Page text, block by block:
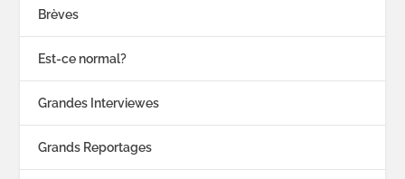
Brèves
Est-ce normal?
Grandes Interviewes
Grands Reportages